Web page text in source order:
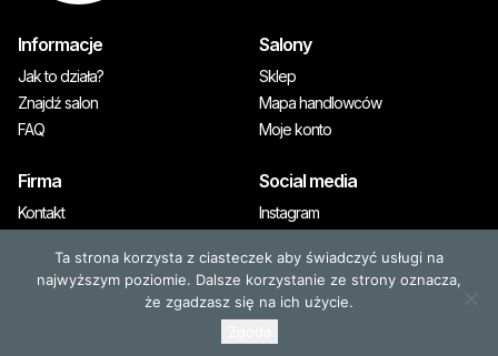
Informacje
Jak to działa?
Znajdź salon
FAQ
Salony
Sklep
Mapa handlowców
Moje konto
Firma
Kontakt
Social media
Instagram
© 2026, OLAPLEX. Wszystkie prawa zastrzeżone
Ta strona korzysta z ciasteczek aby świadczyć usługi na
najwyższym poziomie. Dalsze korzystanie ze strony oznacza,
że zgadzasz się na ich użycie.